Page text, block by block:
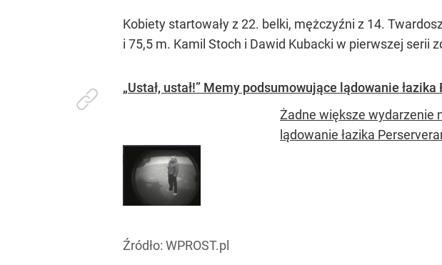
Kobiety startowały z 22. belki, mężczyźni z 14.
i 75,5 m. Kamil Stoch i Dawid Kubacki w pierwszej serii
„Ustał, ustał!” Memy podsumowujące lądowanie
Żadne większe wydarzenie
lądowanie łazika
Źródło: WPROST.pl